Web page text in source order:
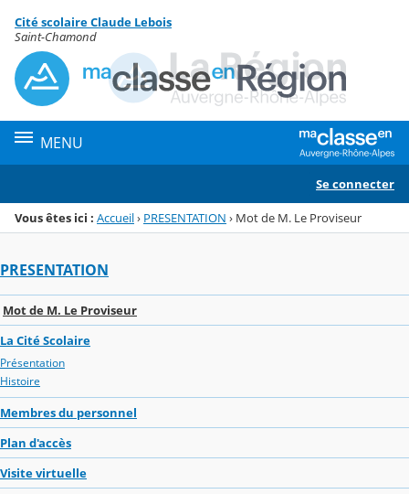
Menu de la rubrique
Contenu
Cité scolaire Claude Lebois
Saint-Chamond
MENU
Se connecter
Vous êtes ici : Accueil› PRESENTATION › Mot de M. Le Proviseur
PRESENTATION
Mot de M. Le Proviseur
La Cité Scolaire
Présentation
Histoire
Membres du personnel
Plan d'accès
Visite virtuelle